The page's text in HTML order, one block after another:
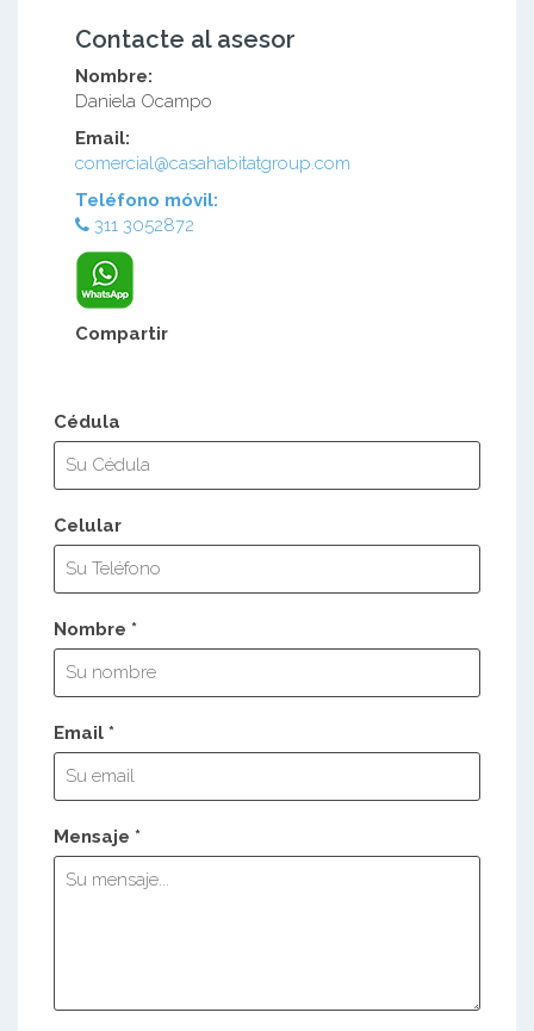
Contacte al asesor
Nombre:
Daniela Ocampo
Email:
comercial@casahabitatgroup.com
Teléfono móvil:
311 3052872
Compartir
Cédula
Celular
Nombre *
Email *
Mensaje *